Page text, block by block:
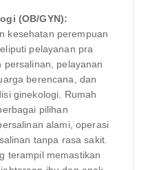
(OB/GYN):
kesehatan perempuan
pelayanan pra
persalinan, pelayanan
berencana, dan
ginekologi. Rumah
pilihan
alami, operasi
tanpa rasa sakit.
terampil memastikan